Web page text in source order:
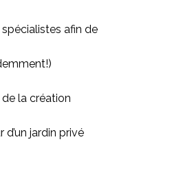
afin de
la création
jardin privé